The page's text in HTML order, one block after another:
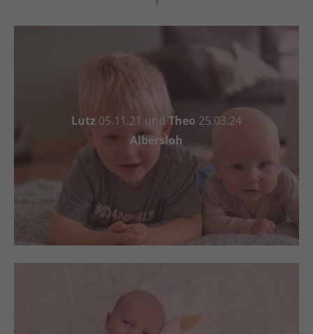
Lutz 05.11.21 undTheo 25.03.24
Albersloh